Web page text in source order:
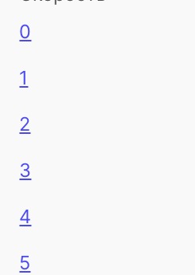
0
1
2
3
4
5